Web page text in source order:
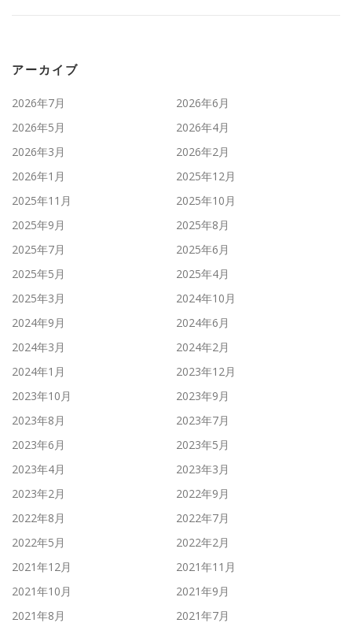
アーカイブ
2026年7月
2026年6月
2026年5月
2026年4月
2026年3月
2026年2月
2026年1月
2025年12月
2025年11月
2025年10月
2025年9月
2025年8月
2025年7月
2025年6月
2025年5月
2025年4月
2025年3月
2024年10月
2024年9月
2024年6月
2024年3月
2024年2月
2024年1月
2023年12月
2023年10月
2023年9月
2023年8月
2023年7月
2023年6月
2023年5月
2023年4月
2023年3月
2023年2月
2022年9月
2022年8月
2022年7月
2022年5月
2022年2月
2021年12月
2021年11月
2021年10月
2021年9月
2021年8月
2021年7月